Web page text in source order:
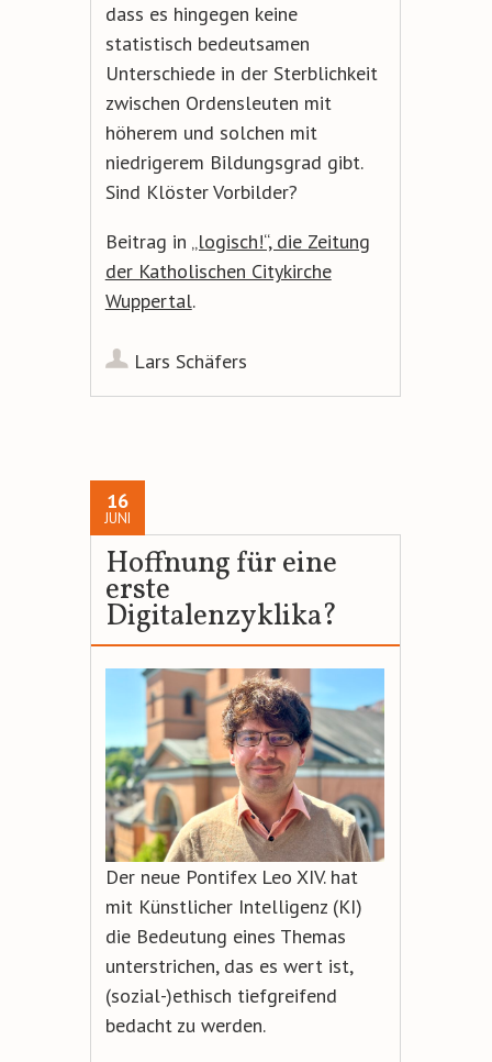
dass es hingegen keine
statistisch bedeutsamen
Unterschiede in der Sterblichkeit
zwischen Ordensleuten mit
höherem und solchen mit
niedrigerem Bildungsgrad gibt.
Sind Klöster Vorbilder?
Beitrag in „logisch!“, die Zeitung
der Katholischen Citykirche
Wuppertal.
Lars Schäfers
16
JUNI
Hoffnung für eine
erste
Digitalenzyklika?
Der neue Pontifex Leo XIV. hat
mit Künstlicher Intelligenz (KI)
die Bedeutung eines Themas
unterstrichen, das es wert ist,
(sozial-)ethisch tiefgreifend
bedacht zu werden.